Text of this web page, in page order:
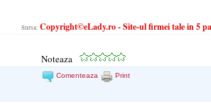
Sursa: Copyright©eLady.ro - Site-ul firmei tale in 5
Noteaza
Comenteaza Print